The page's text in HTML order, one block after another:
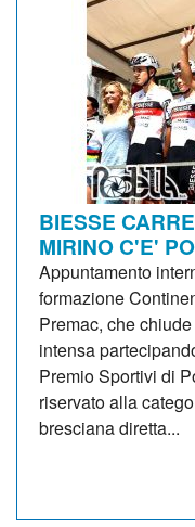
BIESSE
MIRINO C'E'
Appuntamento
formazione
Premac, che
intensa
Premio Sportivi di
riservato alla
bresciana diretta...